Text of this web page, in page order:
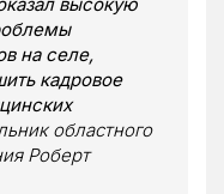
на селе,
кадровое
областного
Роберт